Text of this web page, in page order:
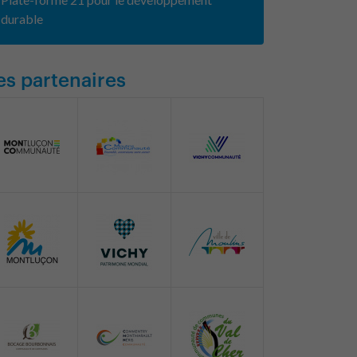
durable
partenaires